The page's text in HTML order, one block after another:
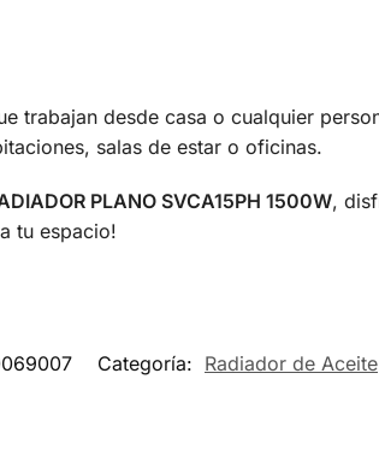
trabajan desde casa o cualquier
salas de estar o oficinas.
PLANO SVCA15PH 1500W,
tu espacio!
Categoría: Radiador de Aceite